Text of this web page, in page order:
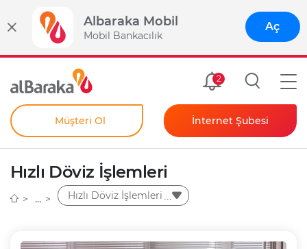
Albaraka Mobil
Mobil Bankacılık
Aç
Size Özel
2
Müşteri Ol
Kendim İçin
Şahıs Firmam İçin
İnternet Şubesi
Bireysel
Anında Şifre
Hızlı Döviz İşlemleri
Hızlı Döviz İşlemleri